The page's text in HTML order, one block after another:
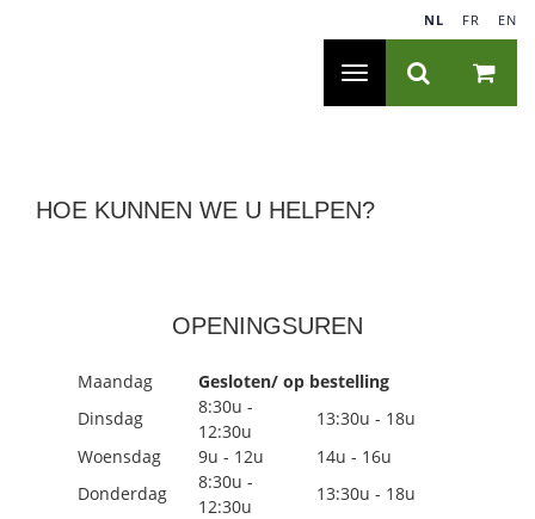
NL FR EN
Toggle
HOE KUNNEN WE U HELPEN?
OPENINGSUREN
Maandag
Gesloten/ op bestelling
Dinsdag
8:30u -
12:30u
13:30u - 18u
Woensdag
9u - 12u
14u - 16u
Donderdag
8:30u -
12:30u
13:30u - 18u